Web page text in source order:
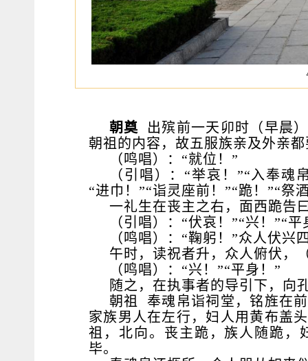
朝奠
出殡前一天卯时（早晨
朝祖的内容，故五服族亲及外亲
（鸣唱）：“就位！”
（引唱）：“举哀！”“入奉魂
“进巾！”“诣灵座前！”“跪！”“祭
一礼生在丧主之右，面西跪告
（引唱）：“伏哀！”“兴！”“
（鸣唱）：“鞠躬！”众人伏兴
午时，读祝者升，众人俯伏，
（鸣唱）：“兴！”“平身！”
随之，在执事者的导引下，向
朝祖 奉魂帛诣祠堂，铭旌在
家族男人在左行，妇人用黄布盖
祖，北向。丧主跪，族人随跪，
毕。